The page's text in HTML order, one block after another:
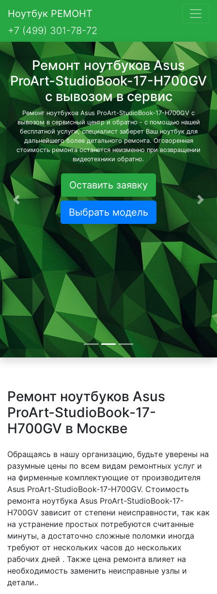
Ноутбук РЕМОНТ
+7 (499) 301-78-72
Ремонт ноутбуков Asus
ProArt-StudioBook-17-H700GV
с вывозом в сервис
Ремонт ноутбуков Asus ProArt-StudioBook-17-H700GV с
вывозом в сервисный центр и обратно - с помощью нашей
бесплатной услуги, специалист заберет Ваш ноутбук для
дальнейшего более детального ремонта. Оговоренная
стоимость ремонта останется неизменно при возвращении
видеотехники обратно.
Оставить заявку
Выбрать модель
Предыдущая
Ремонт ноутбуков Asus
ProArt-StudioBook-17-
H700GV в Москве
Обращаясь в нашу организацию, будьте уверены на
разумные цены по всем видам ремонтных услуг и
на фирменные комплектующие от производителя
Asus ProArt-StudioBook-17-H700GV. Стоимость
ремонта ноутбука Asus ProArt-StudioBook-17-
H700GV зависит от степени неисправности, так как
на устранение простых потребуются считанные
минуты, а достаточно сложные поломки иногда
требуют от нескольких часов до нескольких
рабочих дней . Также цена ремонта влияет на
необходимость заменить неисправные узлы и
детали..